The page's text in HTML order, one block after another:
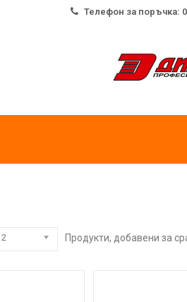
Телефон за поръчка:
Продукти, добавени за